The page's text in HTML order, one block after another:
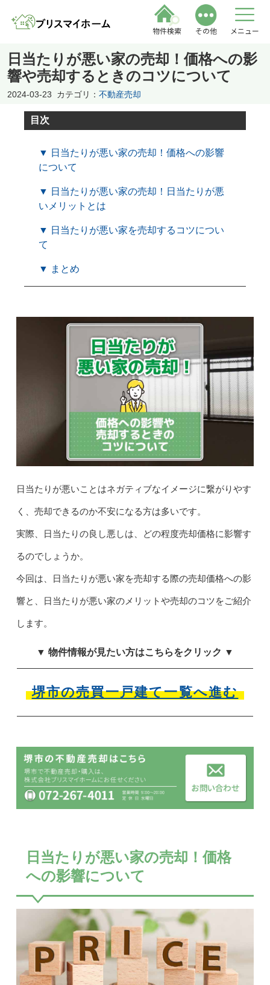
物件検索 その他 メニュー
日当たりが悪い家の売却！価格への影
響や売却するときのコツについて
2024-03-23 カテゴリ： 不動産売却
目次
▼ 日当たりが悪い家の売却！価格への影響
について
▼ 日当たりが悪い家の売却！日当たりが悪
いメリットとは
▼ 日当たりが悪い家を売却するコツについ
て
▼ まとめ
日当たりが悪いことはネガティブなイメージに繋がりやす
く、売却できるのか不安になる方は多いです。
実際、日当たりの良し悪しは、どの程度売却価格に影響す
るのでしょうか。
今回は、日当たりが悪い家を売却する際の売却価格への影
響と、日当たりが悪い家のメリットや売却のコツをご紹介
します。
▼ 物件情報が見たい方はこちらをクリック ▼
堺市の売買一戸建て一覧へ進む
日当たりが悪い家の売却！価格
への影響について